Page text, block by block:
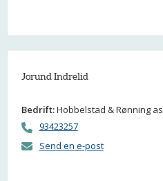
Jorund Indrelid
Bedrift:Hobbelstad & Rønning as
93423257
Send en e-post